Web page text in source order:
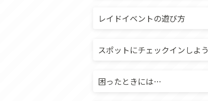
レイドイベントの遊び方
スポットにチェックインしよう
困ったときには…